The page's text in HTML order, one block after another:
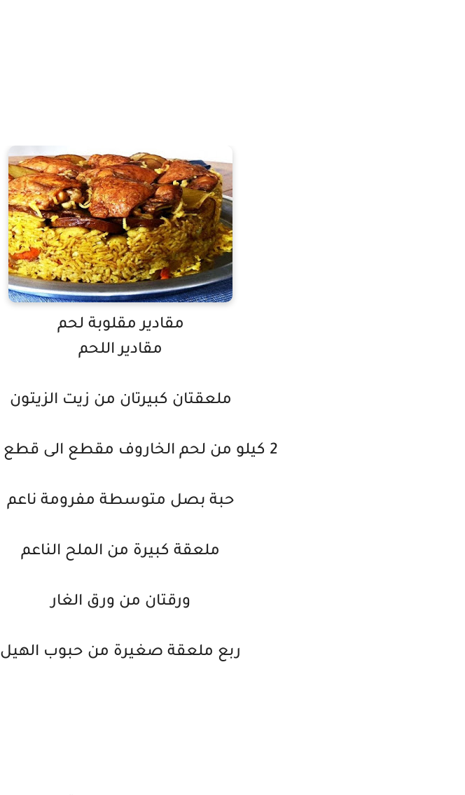
مقادير مقلوبة لحم
مقادير اللحم
ملعقتان كبيرتان من زيت الزيتون
2 كيلو من لحم الخاروف مقطع الى قطع كبيرة
حبة بصل متوسطة مفرومة ناعم
ملعقة كبيرة من الملح الناعم
ورقتان من ورق الغار
ربع ملعقة صغيرة من حبوب الهيل